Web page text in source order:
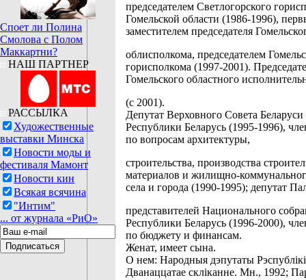
Споет ли Полина
Смолова с Полом
Маккартни?
НАШ ПАРТНЕР
РАССЫЛКА
Художественные
выставки Минска
Новости моды и
фестиваля Мамонт
Новости кин
Всякая всячина
"Интим"
... от журнала «РиО»
председателем Светлогорского
Гомельской области (1986-1996),
заместителем председателя
облисполкома, председателем
горисполкома (1997-2001).
Гомельского областного
(с 2001).
Депутат Верховного Совета
Республики Беларусь (1995-1996),
по вопросам архитектуры,
строительства, производства
материалов и жилищно-
села и города (1990-1995); депутат
представителей Национального
Республики Беларусь (1996-2000),
по бюджету и финансам.
Женат, имеет сына.
О нем: Народныя дэпутаты
Дванаццатае скліканне. Мн., 1992;